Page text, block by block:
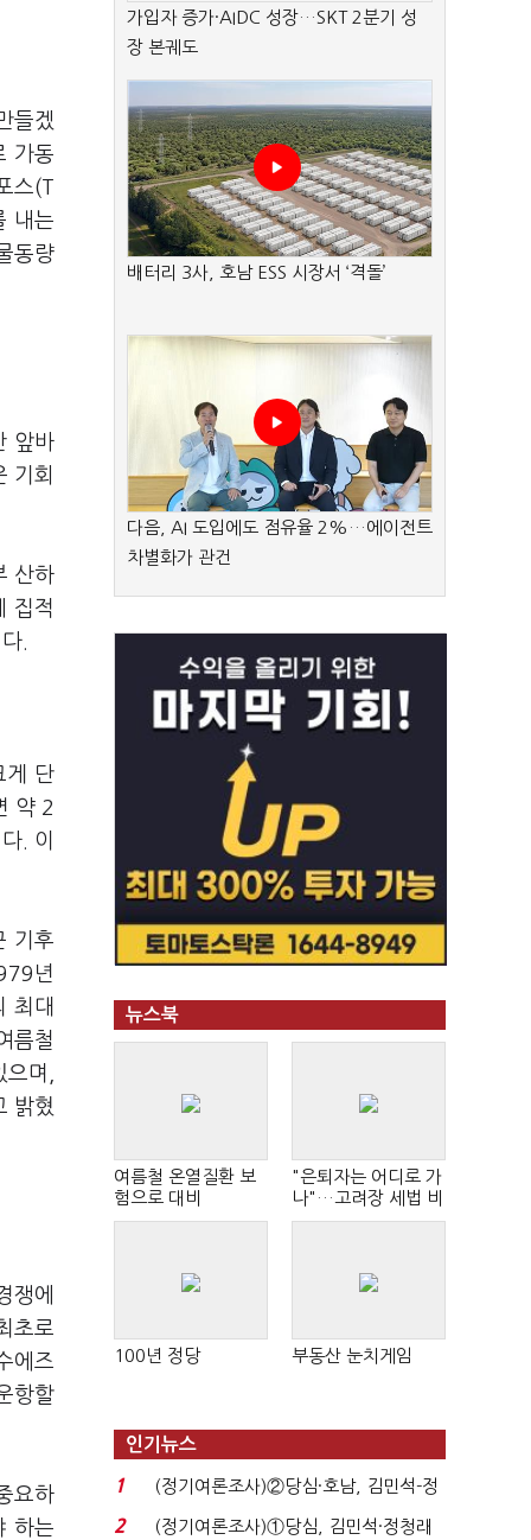
들겠
가동
스(T
내는
동량
앞바
기회
산하
집적
.
게 단
약 2
. 이
기후
년
최대
름철
며,
밝혔
쟁에
초로
에즈
항할
요하
하는
가입자 증가·AIDC 성장…SKT 2분기 성
장 본궤도
배터리 3사, 호남 ESS 시장서 ‘격돌’
다음, AI 도입에도 점유율 2%…에이전트
차별화가 관건
뉴스북
여름철 온열질환 보
험으로 대비
"은퇴자는 어디로 가
나"…고려장 세법 비
판 확산
100년 정당 부동산 눈치게임
인기뉴스
1
(정기여론조사)②당심·호남, 김민석-정
청래 '초접전'...
2
(정기여론조사)①당심, 김민석·정청래